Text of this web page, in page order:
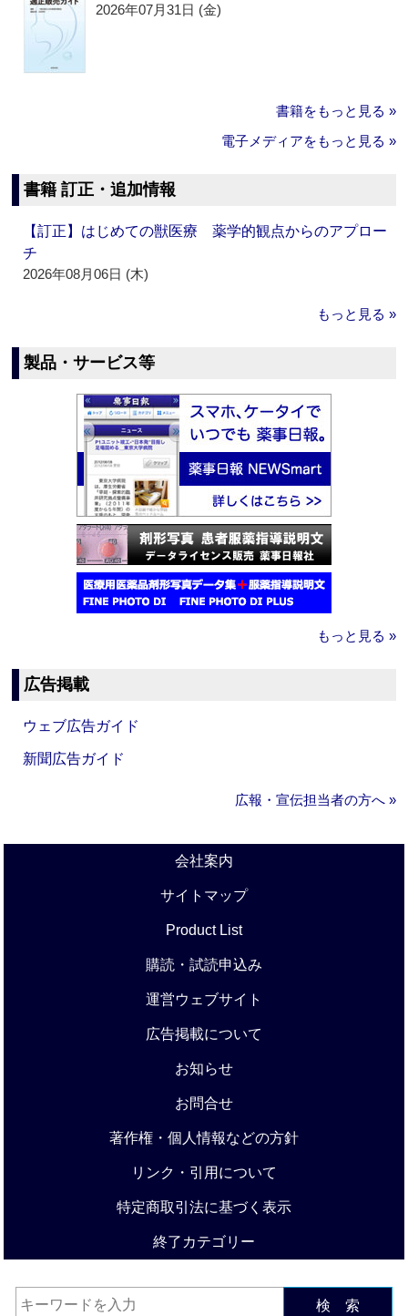
2026年07月31日 (金)
書籍をもっと見る »
電子メディアをもっと見る »
書籍 訂正・追加情報
【訂正】はじめての獣医療 薬学的観点からのアプロー
チ
2026年08月06日 (木)
もっと見る »
製品・サービス等
もっと見る »
広告掲載
ウェブ広告ガイド
新聞広告ガイド
広報・宣伝担当者の方へ »
会社案内
サイトマップ
Product List
購読・試読申込み
運営ウェブサイト
広告掲載について
お知らせ
お問合せ
著作権・個人情報などの方針
リンク・引用について
特定商取引法に基づく表示
終了カテゴリー
検 索